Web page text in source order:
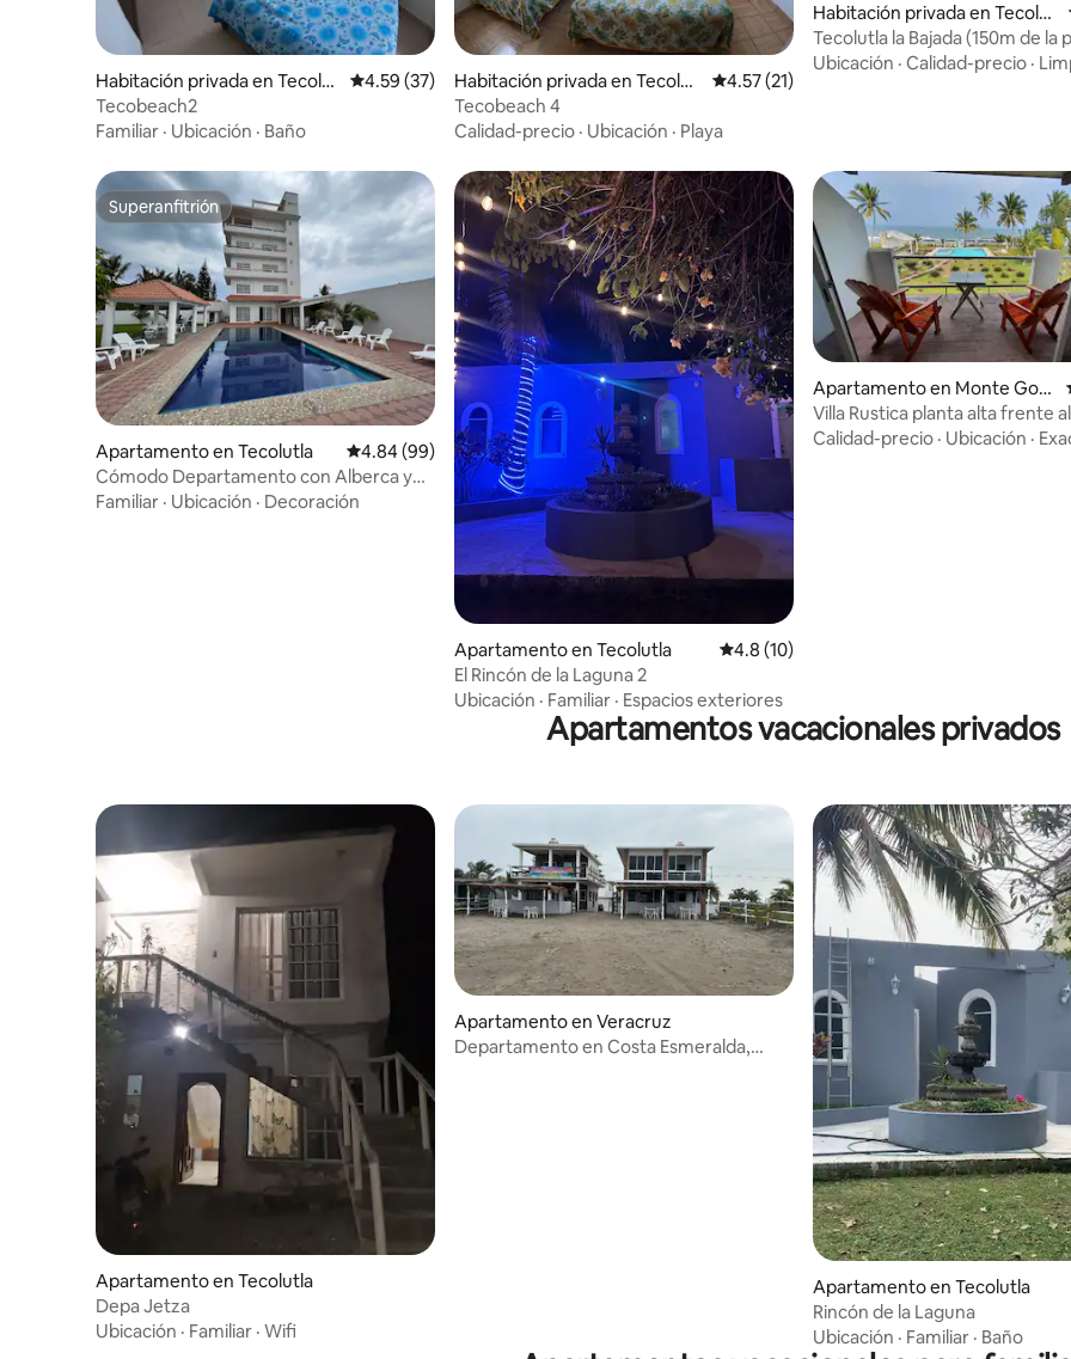
Habitación privada en Tecolut
la
Calificación promedio: 4.59 de 5, 37 reseñas
4.59 (37)
Tecobeach2
Familiar · Ubicación · Baño
Habitación privada en Tecolutl
a
Calificación promedio: 4.57 de 5, 21 reseñas
4.57 (21)
Tecobeach 4
Calidad-precio · Ubicación · Playa
Habitación privada en Tecolut
la
Tecolutla la Bajada (150m de la
Ubicación · Calidad-precio ·
Superanfitrión
Superanfitrión
Apartamento en Tecolutla Calificación promedio: 4.84 de 5, 99 reseñas
4.84 (99)
Cómodo Departamento con Alberca y
Vista al Mar
Familiar · Ubicación · Decoración
Apartamento en Tecolutla Calificación promedio: 4.8 de 5, 10 reseñas
4.8 (10)
El Rincón de la Laguna 2
Ubicación · Familiar · Espacios exteriores
Apartamento en Monte Gord
o
Villa Rustica planta alta frente
Calidad-precio · Ubicación ·
Apartamentos vacacionales privados
Apartamento en Tecolutla
Depa Jetza
Ubicación · Familiar · Wifi
Apartamento en Veracruz
Departamento en Costa Esmeralda,
Apartamento en Tecolutla
Rincón de la Laguna
Ubicación · Familiar · Baño